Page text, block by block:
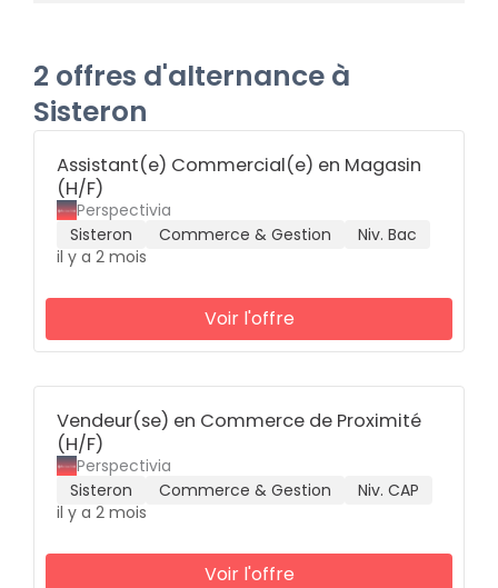
2 offres d'alternance à
Sisteron
Assistant(e) Commercial(e) en Magasin
(H/F)
Perspectivia
Sisteron
Commerce & Gestion
Niv. Bac
il y a 2 mois
Voir l'offre
Vendeur(se) en Commerce de Proximité
(H/F)
Perspectivia
Sisteron
Commerce & Gestion
Niv. CAP
il y a 2 mois
Voir l'offre